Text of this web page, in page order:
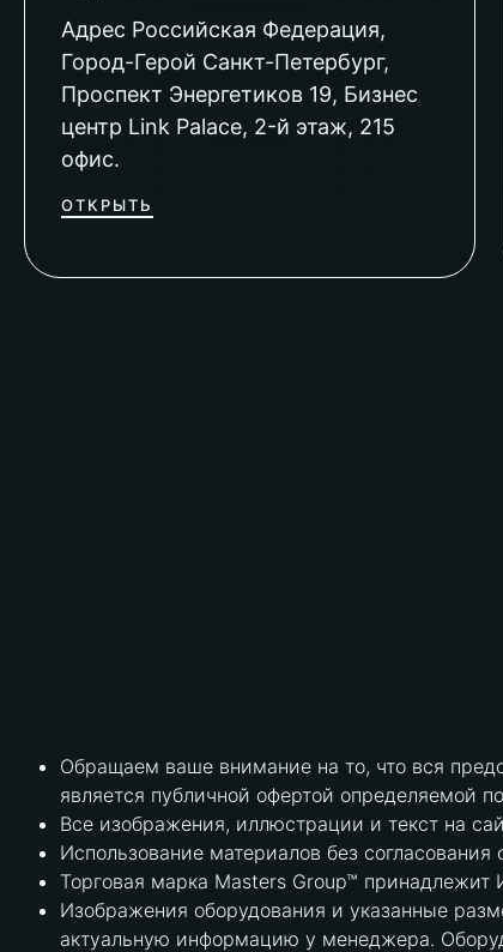
Адрес Российская Федерация,
Город-Герой Санкт-Петербург,
Проспект Энергетиков 19, Бизнес
центр Link Palace, 2-й этаж, 215
офис.
ОТКРЫТЬ
Обращаем ваше внимание на то, что вся
является публичной офертой определяемой
Все изображения, иллюстрации и текст на
Использование материалов без
Торговая марка Masters Group™ принадлежит
Изображения оборудования и указанные
актуальную информацию у менеджера.